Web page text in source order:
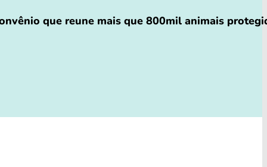
que reune mais que 800mil animais